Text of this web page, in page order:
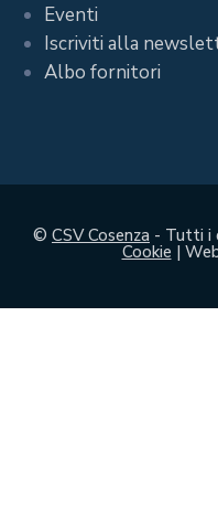
Eventi
Iscriviti alla
Albo fornitori
© CSV Cosenza - Tutti i
Cookie |